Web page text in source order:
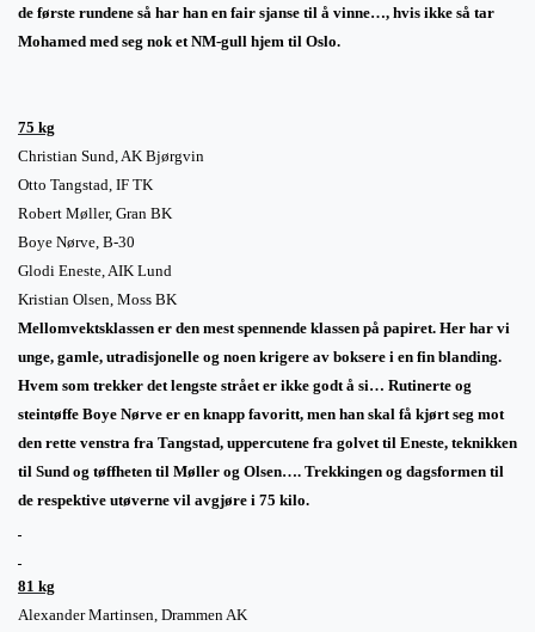
de første rundene så har han en fair sjanse til å vinne…, hvis ikke så tar
Mohamed med seg nok et NM-gull hjem til Oslo.
75 kg
Christian Sund, AK Bjørgvin
Otto Tangstad, IF TK
Robert Møller, Gran BK
Boye Nørve, B-30
Glodi Eneste, AIK Lund
Kristian Olsen, Moss BK
Mellomvektsklassen er den mest spennende klassen på papiret. Her har vi
unge, gamle, utradisjonelle og noen krigere av boksere i en fin blanding.
Hvem som trekker det lengste strået er ikke godt å si… Rutinerte og
steintøffe Boye Nørve er en knapp favoritt, men han skal få kjørt seg mot
den rette venstra fra Tangstad, uppercutene fra golvet til Eneste, teknikken
til Sund og tøffheten til Møller og Olsen…. Trekkingen og dagsformen til
de respektive utøverne vil avgjøre i 75 kilo.
81 kg
Alexander Martinsen, Drammen AK